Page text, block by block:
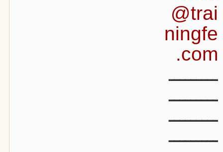
@trai
ningfe
.com
ـــــــــ
ـــــــــ
ـــــــــ
ـــــــــ